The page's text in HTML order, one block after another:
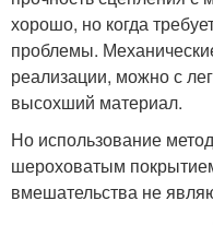
хорошо, но когда
проблемы.
реализации, можно с
высохший материал.
Но использование
шероховатым
вмешательства не